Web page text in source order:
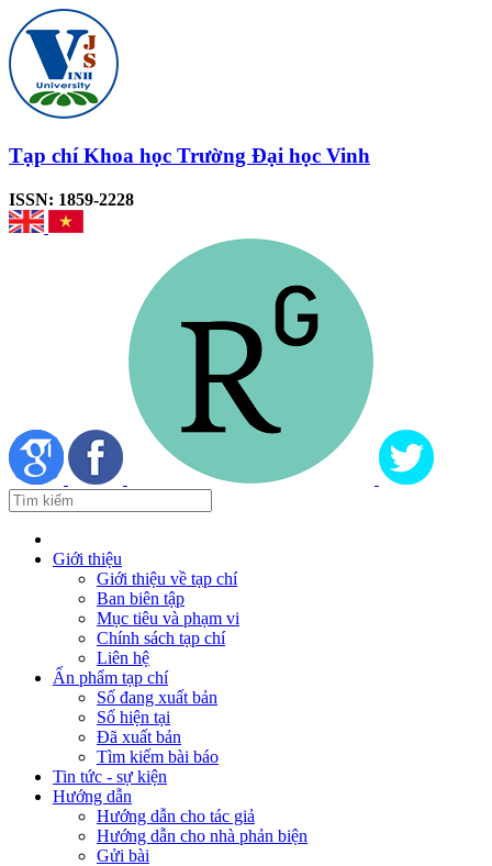
Tạp chí Khoa học Trường Đại học Vinh
ISSN: 1859-2228
Giới thiệu
Giới thiệu về tạp chí
Ban biên tập
Mục tiêu và phạm vi
Chính sách tạp chí
Liên hệ
Ấn phẩm tạp chí
Số đang xuất bản
Số hiện tại
Đã xuất bản
Tìm kiếm bài báo
Tin tức - sự kiện
Hướng dẫn
Hướng dẫn cho tác giả
Hướng dẫn cho nhà phản biện
Gửi bài